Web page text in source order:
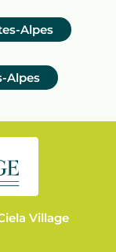
Alpes
Alpes
Village